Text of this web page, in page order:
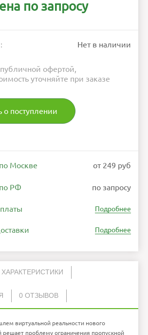
по запросу
Нет в наличии
офертой,
уточняйте при заказе
о поступлении
Москве от 249 руб
РФ по запросу
Подробнее
Подробнее
ХАРАКТЕРИСТИКИ
0 ОТЗЫВОВ
виртуальной реальности нового
решает проблему ограничения пропускной
75/110 Гц
реальности
1
НАПИСАТЬ ОТЗЫВ